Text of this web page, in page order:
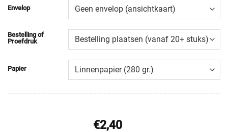
Envelop
Bestelling of
Proefdruk
Papier
€2,40